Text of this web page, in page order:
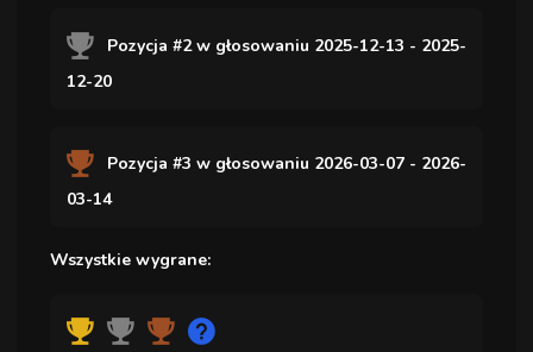
Pozycja #2 w głosowaniu 2025-12-13 - 2025-
12-20
Pozycja #3 w głosowaniu 2026-03-07 - 2026-
03-14
Wszystkie wygrane: